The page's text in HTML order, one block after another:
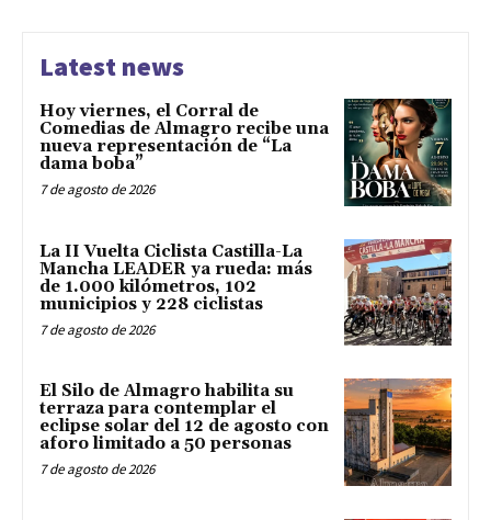
Latest news
Hoy viernes, el Corral de
Comedias de Almagro recibe una
nueva representación de “La
dama boba”
7 de agosto de 2026
La II Vuelta Ciclista Castilla-La
Mancha LEADER ya rueda: más
de 1.000 kilómetros, 102
municipios y 228 ciclistas
7 de agosto de 2026
El Silo de Almagro habilita su
terraza para contemplar el
eclipse solar del 12 de agosto con
aforo limitado a 50 personas
7 de agosto de 2026